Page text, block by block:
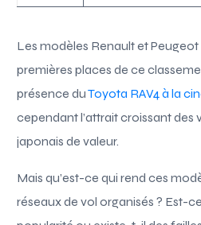
Les modèles Renault et
premières places de ce
présence duToyota RAV4 à la
cependant l’attrait croissant des
japonais de valeur.
Mais qu’est-ce qui rend ces
réseaux de vol organisés ? Est-